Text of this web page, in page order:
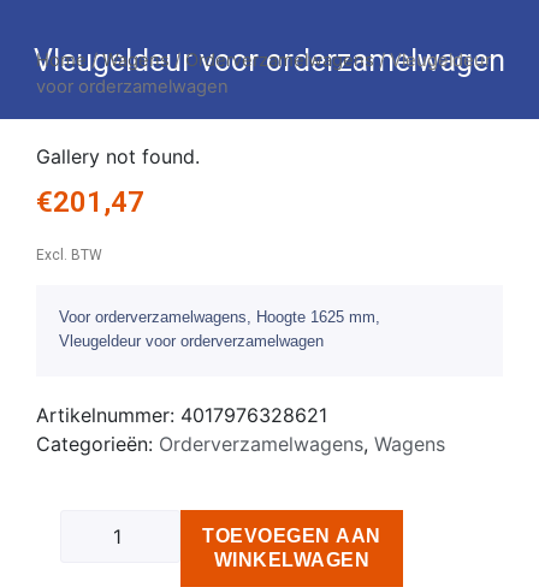
Vleugeldeur voor orderzamelwagen
Home/Wagens/Orderverzamelwagens/ Vleugeldeur
voor orderzamelwagen
Gallery not found.
€201,47
Excl. BTW
Voor orderverzamelwagens, Hoogte 1625 mm,
Vleugeldeur voor orderverzamelwagen
Artikelnummer: 4017976328621
Categorieën: Orderverzamelwagens, Wagens
TOEVOEGEN AAN
WINKELWAGEN